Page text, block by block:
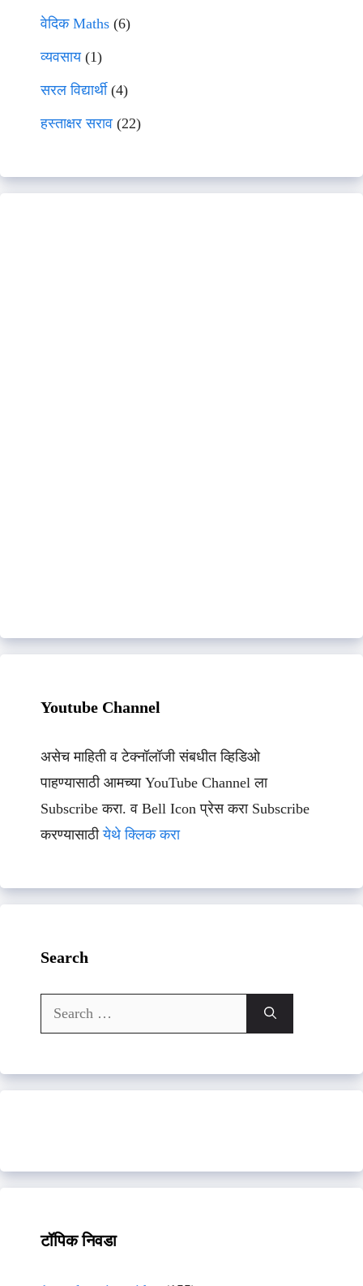
वेदिक Maths (6)
व्यवसाय(1)
सरल विद्यार्थी(4)
हस्ताक्षर सराव (22)
Youtube Channel
असेच माहिती व टेक्नॉलॉजी संबधीत व्हिडिओ
पाहण्यासाठी आमच्या YouTube Channel ला
Subscribe करा. व Bell Icon प्रेस करा Subscribe
करण्यासाठीयेथे क्लिक करा
Search
Search
for:
टॉपिक निवडा